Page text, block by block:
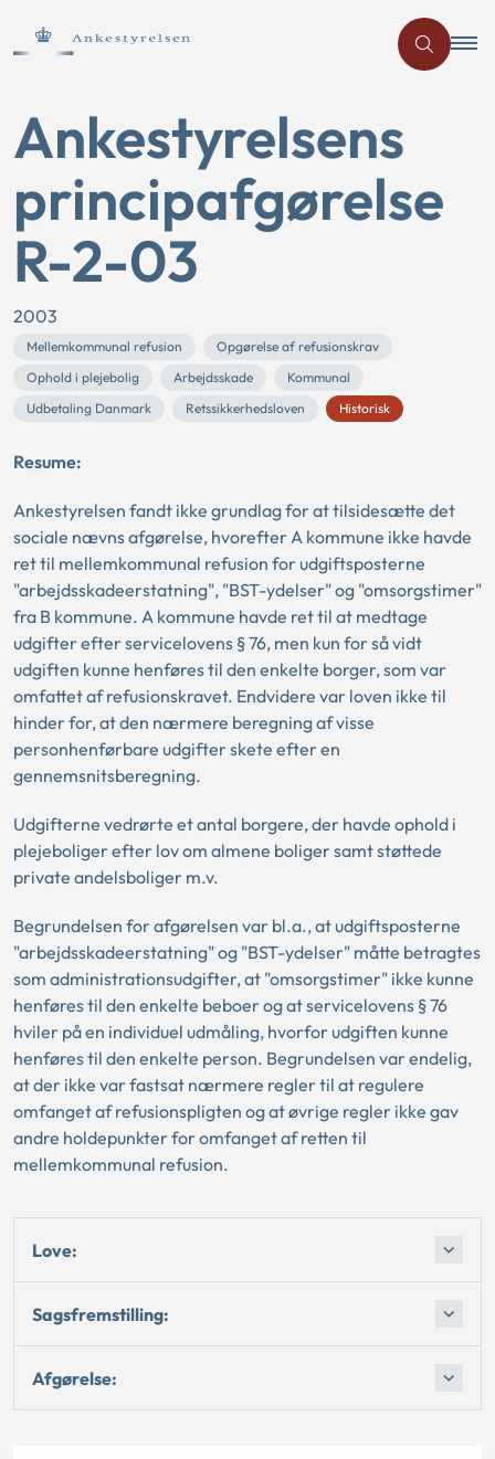
Ankestyrelsens
principafgørelse
R-2-03
2003
Mellemkommunal refusion
Opgørelse af refusionskrav
Ophold i plejebolig
Arbejdsskade
Kommunal
Udbetaling Danmark
Retssikkerhedsloven Historisk
Resume:
Ankestyrelsen fandt ikke grundlag for at tilsidesætte det
sociale nævns afgørelse, hvorefter A kommune ikke havde
ret til mellemkommunal refusion for udgiftsposterne
"arbejdsskadeerstatning", "BST-ydelser" og "omsorgstimer"
fra B kommune. A kommune havde ret til at medtage
udgifter efter servicelovens § 76, men kun for så vidt
udgiften kunne henføres til den enkelte borger, som var
omfattet af refusionskravet. Endvidere var loven ikke til
hinder for, at den nærmere beregning af visse
personhenførbare udgifter skete efter en
gennemsnitsberegning.
Udgifterne vedrørte et antal borgere, der havde ophold i
plejeboliger efter lov om almene boliger samt støttede
private andelsboliger m.v.
Begrundelsen for afgørelsen var bl.a., at udgiftsposterne
"arbejdsskadeerstatning" og "BST-ydelser" måtte betragtes
som administrationsudgifter, at "omsorgstimer" ikke kunne
henføres til den enkelte beboer og at servicelovens § 76
hviler på en individuel udmåling, hvorfor udgiften kunne
henføres til den enkelte person. Begrundelsen var endelig,
at der ikke var fastsat nærmere regler til at regulere
omfanget af refusionspligten og at øvrige regler ikke gav
andre holdepunkter for omfanget af retten til
mellemkommunal refusion.
Love:
Sagsfremstilling:
Afgørelse: